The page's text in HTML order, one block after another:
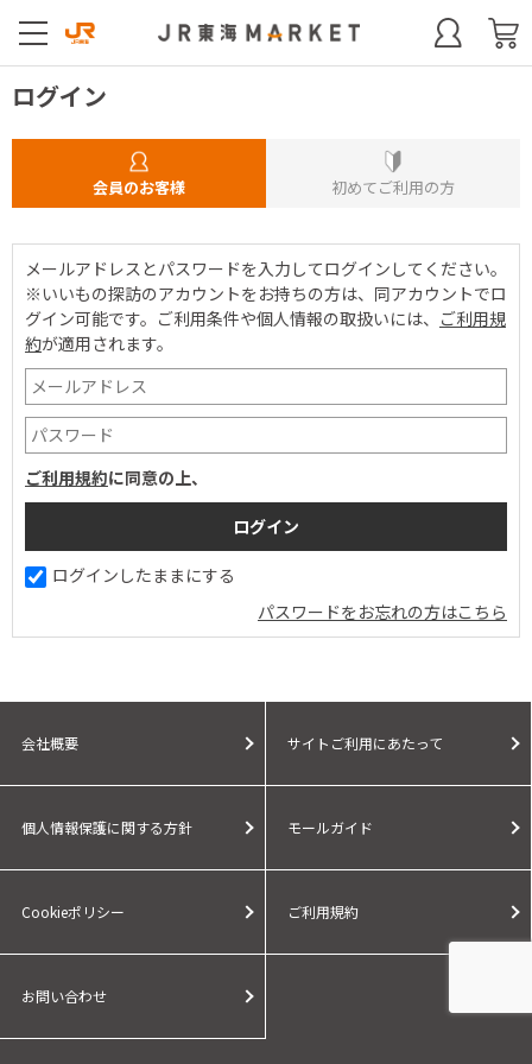
ログイン
会員のお客様 初めてご利用の方
メールアドレスとパスワードを入力してログインしてください。
※いいもの探訪のアカウントをお持ちの方は、同アカウントでロ
グイン可能です。 ご利用条件や個人情報の取扱いには、 ご利用規
約が適用されます。
ご利用規約に同意の上、
ログインしたままにする
パスワードをお忘れの方はこちら
会社概要 サイトご利用にあたって
個人情報保護に関する方針 モールガイド
Cookieポリシー ご利用規約
お問い合わせ